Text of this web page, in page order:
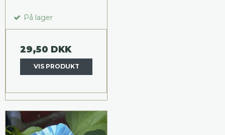
På lager
29,50 DKK
VIS PRODUKT